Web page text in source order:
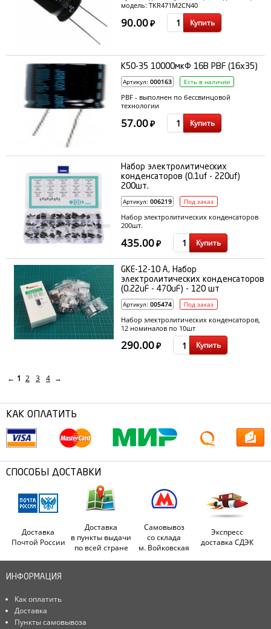
модель: TKR471M2СN40
90.00₽ Купить
К50-35 10000мкФ 16В PBF (16x35)
Артикул: 000163 Есть в наличии
PBF - выполнен по бессвинцовой
технологии
57.00₽ Купить
Набор электролитических
конденсаторов (0.1uf - 220uf)
200шт.
Артикул: 006219 Под заказ
Набор электролитических конденсаторов
200шт.
435.00₽ Купить
GKE-12-10 A, Набор
электролитических конденсаторов
(0.22uF - 470uF) - 120 шт
Артикул: 005474 Под заказ
Набор электролитических конденсаторов,
12 номиналов по 10шт
290.00₽ Купить
← 1 2 3 4 →
КАК ОПЛАТИТЬ
СПОСОБЫ ДОСТАВКИ
Доставка
Почтой России
Доставка
в пункты выдачи
по всей стране
Самовывоз
со склада
м. Войковская
Экспресс
доставка СДЭК
ИНФОРМАЦИЯ
Как оплатить
Доставка
Пункты самовывоза